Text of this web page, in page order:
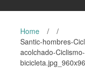
Home /
/
Santic-hombres-
acolchado-